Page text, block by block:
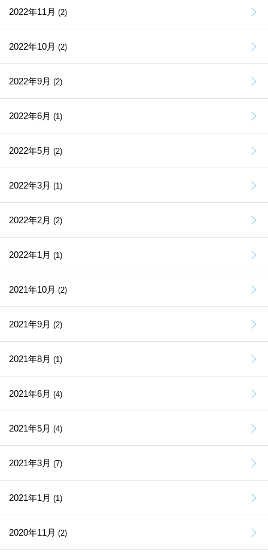
2022年11月 (2)
2022年10月 (2)
2022年9月 (2)
2022年6月 (1)
2022年5月 (2)
2022年3月 (1)
2022年2月 (2)
2022年1月 (1)
2021年10月 (2)
2021年9月 (2)
2021年8月 (1)
2021年6月 (4)
2021年5月 (4)
2021年3月 (7)
2021年1月 (1)
2020年11月 (2)